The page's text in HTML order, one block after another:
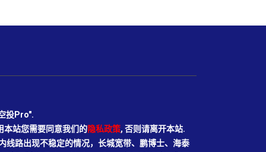
投Pro".
站您需要同意我们的隐私政策, 否则请离开本站.
线路出现不稳定的情况，长城宽带、鹏博士、海泰